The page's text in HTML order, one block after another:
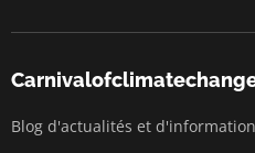
Blog d'actualités et